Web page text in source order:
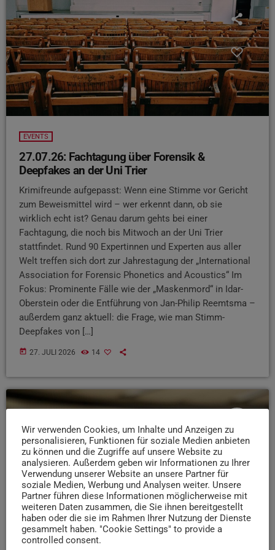
EVENTS
27.07.26: Fachtagung über Forensik &
Deepfakes an der Uni Trier
Krimifreunde aufgepasst: Wenn eine Stimme vor Gericht
zum Beweismittel wird – wer erkennt dann, ob sie
wirklich echt ist? Genau darum gehts bei einer
Fachtagung, die noch bis Mitwoch an der Uni Trier
stattfindet. Rund 90 Expertinnen und Experten aus aller
Welt treffen sich dort zur Jahrestagung der „International
Association for Forensic Phonetics and Acoustics“ Im
Fokus: Prominente Fälle wie der „Maskenmord“ in Idar-
Oberstein oder die Entführung von Jan-Philip Reemtsma –
außerdem ganz aktuell: die Frage, wie man Stimm-
Deepfakes von […]
today 27. JULI 2026 14
Wir verwenden Cookies, um Inhalte und Anzeigen zu
personalisieren, Funktionen für soziale Medien anbieten
zu können und die Zugriffe auf unsere Website zu
analysieren. Außerdem geben wir Informationen zu Ihrer
Verwendung unserer Website an unsere Partner für
soziale Medien, Werbung und Analysen weiter. Unsere
Partner führen diese Informationen möglicherweise mit
weiteren Daten zusammen, die Sie ihnen bereitgestellt
haben oder die sie im Rahmen Ihrer Nutzung der Dienste
gesammelt haben. "Cookie Settings" to provide a
controlled consent.